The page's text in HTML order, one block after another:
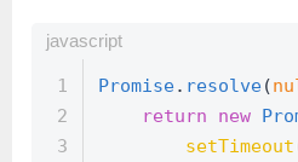
javascript
1
2
3
Promise. resolve(
return
new
setTimeout